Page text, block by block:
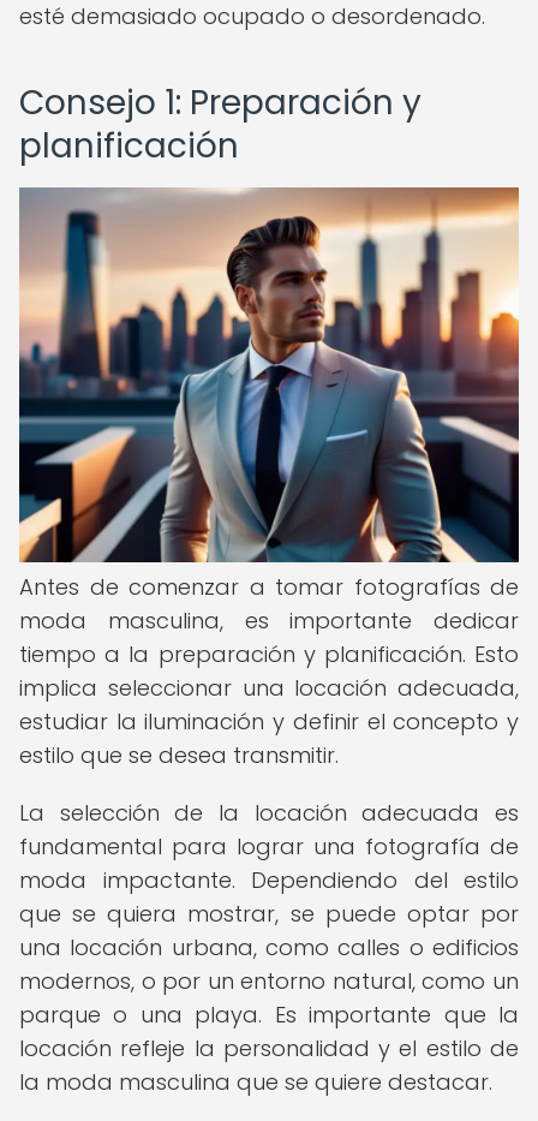
esté demasiado ocupado o desordenado.
Consejo 1: Preparación y
planificación
Antes de comenzar a tomar fotografías de
moda masculina, es importante dedicar
tiempo a la preparación y planificación. Esto
implica seleccionar una locación adecuada,
estudiar la iluminación y definir el concepto y
estilo que se desea transmitir.
La selección de la locación adecuada es
fundamental para lograr una fotografía de
moda impactante. Dependiendo del estilo
que se quiera mostrar, se puede optar por
una locación urbana, como calles o edificios
modernos, o por un entorno natural, como un
parque o una playa. Es importante que la
locación refleje la personalidad y el estilo de
la moda masculina que se quiere destacar.